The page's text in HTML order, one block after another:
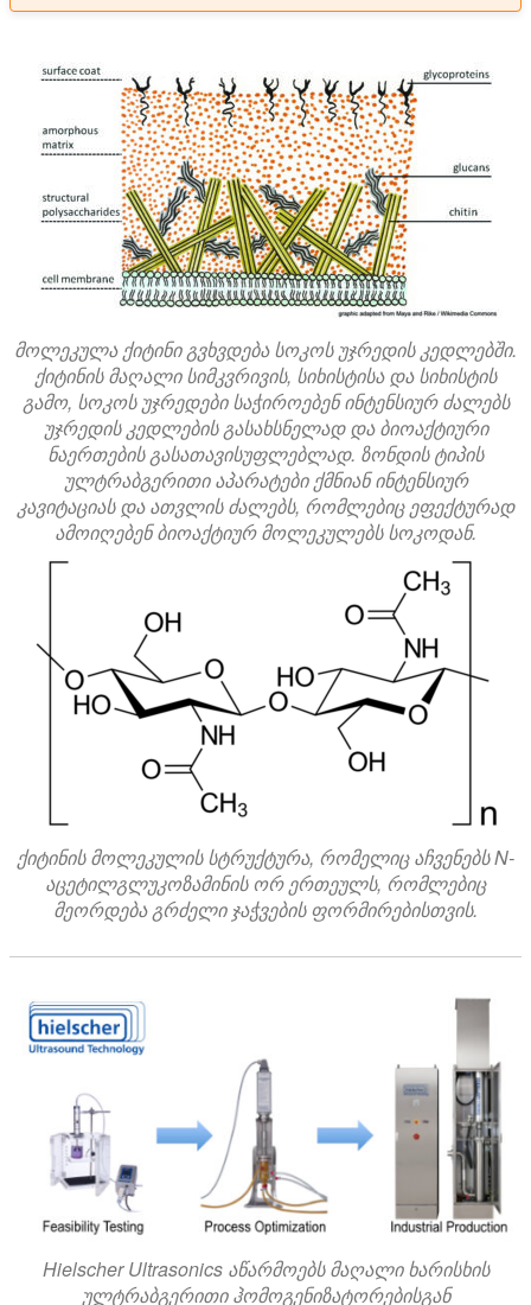
მოლეკულა ქიტინი გვხვდება სოკოს უჯრედის კედლებში.
ქიტინის მაღალი სიმკვრივის, სიხისტისა და სიხისტის
გამო, სოკოს უჯრედები საჭიროებენ ინტენსიურ ძალებს
უჯრედის კედლების გასახსნელად და ბიოაქტიური
ნაერთების გასათავისუფლებლად. ზონდის ტიპის
ულტრაბგერითი აპარატები ქმნიან ინტენსიურ
კავიტაციას და ათვლის ძალებს, რომლებიც ეფექტურად
ამოიღებენ ბიოაქტიურ მოლეკულებს სოკოდან.
ქიტინის მოლეკულის სტრუქტურა, რომელიც აჩვენებს N-
აცეტილგლუკოზამინის ორ ერთეულს, რომლებიც
მეორდება გრძელი ჯაჭვების ფორმირებისთვის.
Hielscher Ultrasonics აწარმოებს მაღალი ხარისხის
ულტრაბგერითი ჰომოგენიზატორებისგან